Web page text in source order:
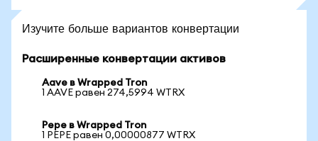
Изучите больше вариантов конвертации
Расширенные конвертации активов
Aave в Wrapped Tron
1 AAVE равен 274,5994 WTRX
Pepe в Wrapped Tron
1 PEPE равен 0,00000877 WTRX